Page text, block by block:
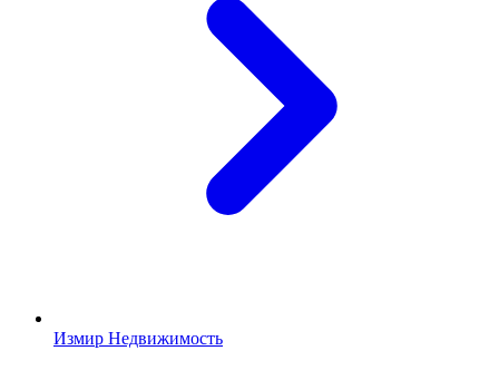
Измир Недвижимость